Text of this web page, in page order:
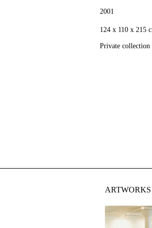
2001
124 x 110 x 215
Private collection